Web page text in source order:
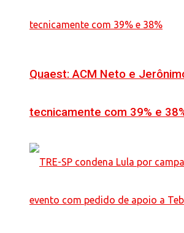
Quaest: ACM Neto e
tecnicamente com 39% e